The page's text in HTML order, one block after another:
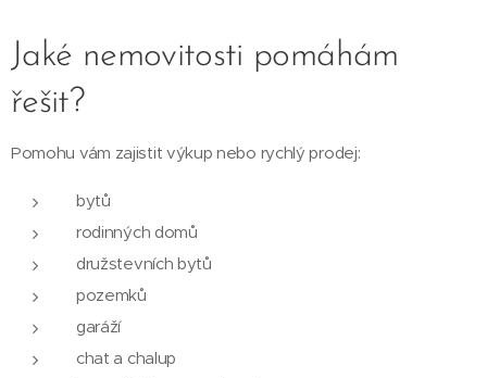
Jaké nemovitosti pomáhám
řešit?
Pomohu vám zajistit výkup nebo rychlý prodej:
bytů
rodinných domů
družstevních bytů
pozemků
garáží
chat a chalup